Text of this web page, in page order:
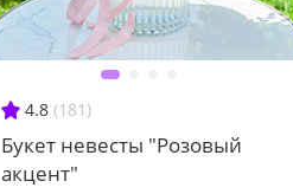
4.8 (181)
Букет невесты "Розовый
акцент"